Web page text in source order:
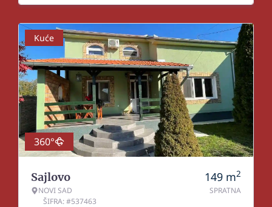
Kuće
360°
Sajlovo
NOVI SAD
ŠIFRA: #537463
149 m2
SPRATNA